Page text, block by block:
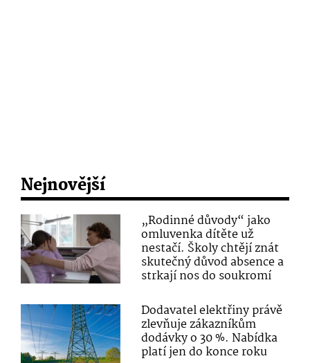
Nejnovější
„Rodinné důvody“ jako
omluvenka dítěte už
nestačí. Školy chtějí znát
skutečný důvod absence a
strkají nos do soukromí
Dodavatel elektřiny právě
zlevňuje zákazníkům
dodávky o 30 %. Nabídka
platí jen do konce roku